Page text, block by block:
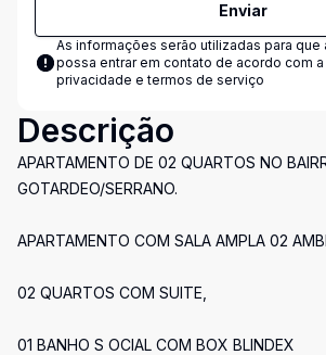
Enviar
As informações serão utilizadas para que
possa entrar em contato de acordo com a
privacidade e termos de serviço
Descrição
APARTAMENTO DE 02 QUARTOS NO
GOTARDEO/SERRANO.
APARTAMENTO COM SALA AMPLA 02
02 QUARTOS COM SUITE,
01 BANHO S OCIAL COM BOX BLINDEX